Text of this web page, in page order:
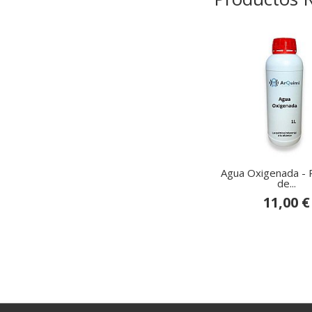
Agua Oxigenada -
de...
11,00 €